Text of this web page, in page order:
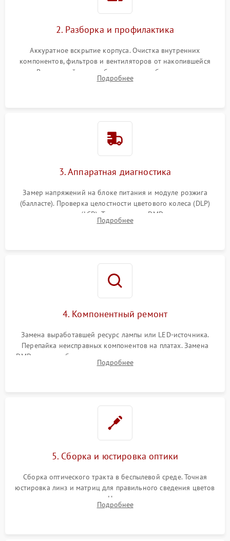
2. Разборка и профилактика
Аккуратное вскрытие корпуса. Очистка внутренних
компонентов, фильтров и вентиляторов от накопившейся
пыли. Визуальный осмотр блока питания, балласта лампы и
материнской платы на наличие прогаров или вздутых
Подробнее
3. Аппаратная диагностика
Замер напряжений на блоке питания и модуле розжига
(балласте). Проверка целостности цветового колеса (DLP)
или поляризаторов (LCD). Тестирование DMD-чипа, датчиков
температуры и оптопар с помощью мультиметра и
Подробнее
4. Компонентный ремонт
Замена выработавшей ресурс лампы или LED-источника.
Перепайка неисправных компонентов на платах. Замена
DMD-чипа при битых пикселях, установка нового цветового
колеса или восстановление сгоревших поляризационных
Подробнее
5. Сборка и юстировка оптики
Сборка оптического тракта в беспылевой среде. Точная
юстировка линз и матриц для правильного сведения цветов
и устранения размытия. Надежное подключение всех
шлейфов, установка датчиков и закрытие корпуса
Подробнее